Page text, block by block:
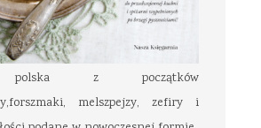
polska z początków
melszpejzy, zefiry i